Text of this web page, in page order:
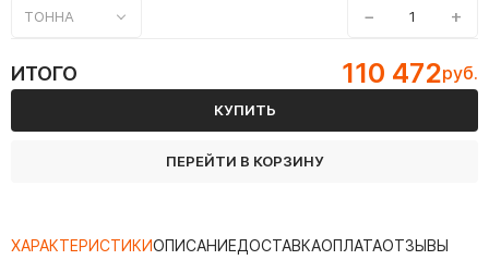
ТОННА − +
ИТОГО 110 472руб.
КУПИТЬ
ПЕРЕЙТИ В КОРЗИНУ
ХАРАКТЕРИСТИКИОПИСАНИЕДОСТАВКАОПЛАТАОТЗЫВЫ